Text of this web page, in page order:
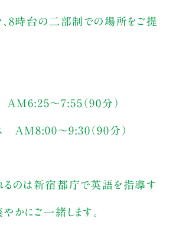
、8時台の二部制での場所をご提
AM6:25〜7:55（90分）
AM8:00〜9:30（90分）
るのは新宿都庁で英語を指導す
かにご一緒します。